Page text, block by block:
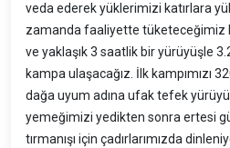
veda ederek yüklerimizi katırlara
zamanda faaliyette tüketeceğimiz
ve yaklaşık 3 saatlik bir yürüyüşle
kampa ulaşacağız. İlk kampımızı
dağa uyum adına ufak tefek
yemeğimizi yedikten sonra ertesi
tırmanışı için çadırlarımızda